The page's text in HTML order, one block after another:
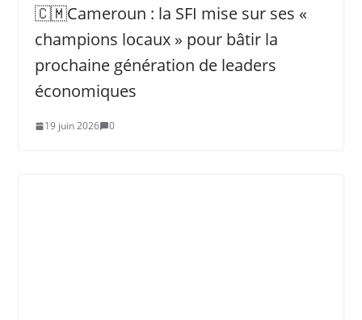
🇨🇲Cameroun : la SFI mise sur ses «
champions locaux » pour bâtir la
prochaine génération de leaders
économiques
19 juin 2026 0